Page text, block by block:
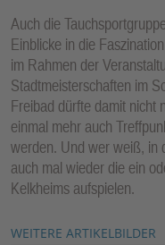
Auch die
Einblicke in die
im Rahmen der
Stadtmeisterschaften im
Freibad dürfte damit nicht
einmal mehr auch
werden. Und wer weiß, in
auch mal wieder die ein
Kelkheims aufspielen.
WEITERE ARTIKELBILDER